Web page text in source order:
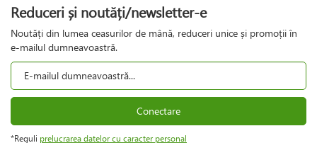
Reduceri și noutăți/newsletter-e
Noutăți din lumea ceasurilor de mână, reduceri unice și promoții în
e-mailul dumneavoastră.
Conectare
*Reguli prelucrarea datelor cu caracter personal